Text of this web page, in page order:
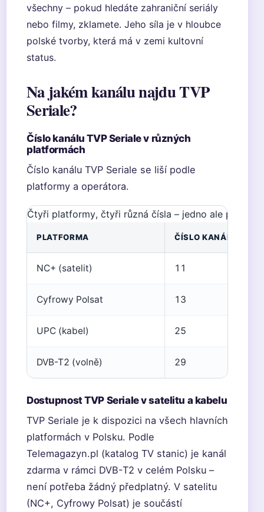
všechny – pokud hledáte zahraniční seriály
nebo filmy, zklamete. Jeho síla je v hloubce
polské tvorby, která má v zemi kultovní
status.
Na jakém kanálu najdu TVP
Seriale?
Číslo kanálu TVP Seriale v různých
platformách
Číslo kanálu TVP Seriale se liší podle
platformy a operátora.
Čtyři platformy, čtyři různá čísla – jedno ale platí
PLATFORMA ČÍSLO KANÁLU
NC+ (satelit) 11
Cyfrowy Polsat 13
UPC (kabel) 25
DVB-T2 (volně) 29
Dostupnost TVP Seriale v satelitu a kabelu
TVP Seriale je k dispozici na všech hlavních
platformách v Polsku. Podle
Telemagazyn.pl (katalog TV stanic) je kanál
zdarma v rámci DVB-T2 v celém Polsku –
není potřeba žádný předplatný. V satelitu
(NC+, Cyfrowy Polsat) je součástí